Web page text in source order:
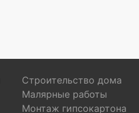
Строительство дома
Малярные работы
Монтаж гипсокартона